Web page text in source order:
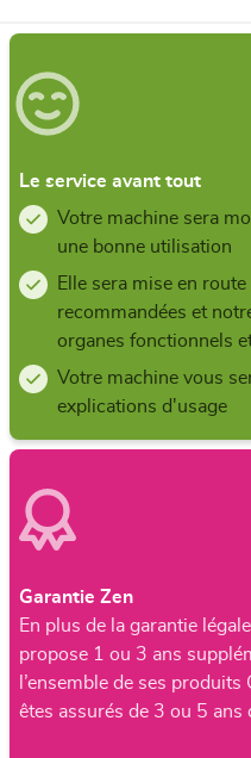
Le service avant tout
Votre machine sera
une bonne utilisation
Elle sera mise en
recommandées et
organes fonctionnels
Votre machine vous
explications d'usage
Garantie Zen
En plus de la garantie
propose 1 ou 3 ans
l’ensemble de ses
êtes assurés de 3 ou 5 ans